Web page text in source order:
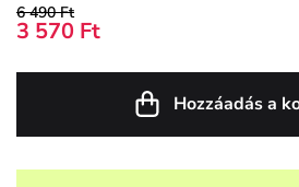
6 490 Ft
3 570 Ft
Hozzáadás a